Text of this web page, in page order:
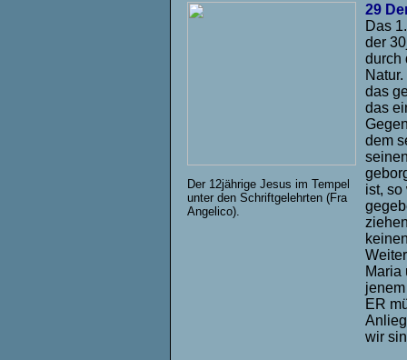
Der 12jährige Jesus im Tempel
unter den Schriftgelehrten (Fra
Angelico).
29
Das
der
durch
das
das
dem
ist,
Maria
ER
wir